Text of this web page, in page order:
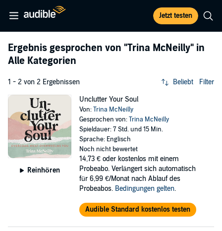
Jetzt testen
Ergebnis gesprochen von "Trina McNeilly" in
Alle Kategorien
1 - 2 von 2 Ergebnissen Beliebt Filter
Reinhören
Unclutter Your Soul
Von:Trina McNeilly
Gesprochen von:Trina McNeilly
Spieldauer: 7 Std. und 15 Min.
Sprache: Englisch
Noch nicht bewertet
14,73 € oder kostenlos mit einem
Probeabo. Verlängert sich automatisch
für 6,99 €/Monat nach Ablauf des
Probeabos. Bedingungen gelten.
Audible Standard kostenlos testen